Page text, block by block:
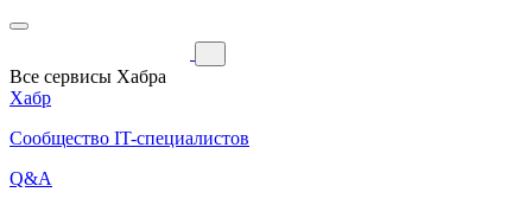
Все сервисы Хабра
Хабр
Сообщество IT-специалистов
Q&A